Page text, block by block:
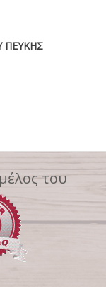
ΠΕΥΚΗΣ
του